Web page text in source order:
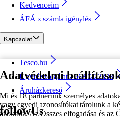
Adatvédelmi
Mi és 18 partnerünk személyes
vagy egyedi azonosítókat tárolunk a
azokhoz. Az Összes elfogadása és az
Kedvenceim
ÁFÁ-s számla igénylés
Kapcsolat
Tesco.hu
Ügyfélszolgálat - 0680222333
Áruházkereső
followUs